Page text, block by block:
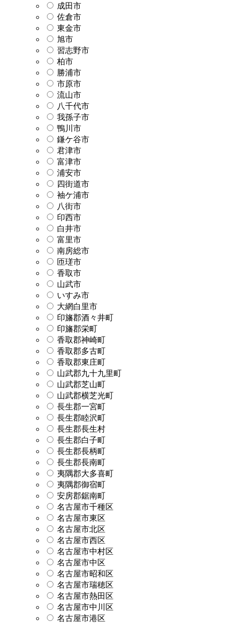
成田市
佐倉市
東金市
旭市
習志野市
柏市
勝浦市
市原市
流山市
八千代市
我孫子市
鴨川市
鎌ケ谷市
君津市
富津市
浦安市
四街道市
袖ケ浦市
八街市
印西市
白井市
富里市
南房総市
匝瑳市
香取市
山武市
いすみ市
大網白里市
印旛郡酒々井町
印旛郡栄町
香取郡神崎町
香取郡多古町
香取郡東庄町
山武郡九十九里町
山武郡芝山町
山武郡横芝光町
長生郡一宮町
長生郡睦沢町
長生郡長生村
長生郡白子町
長生郡長柄町
長生郡長南町
夷隅郡大多喜町
夷隅郡御宿町
安房郡鋸南町
名古屋市千種区
名古屋市東区
名古屋市北区
名古屋市西区
名古屋市中村区
名古屋市中区
名古屋市昭和区
名古屋市瑞穂区
名古屋市熱田区
名古屋市中川区
名古屋市港区